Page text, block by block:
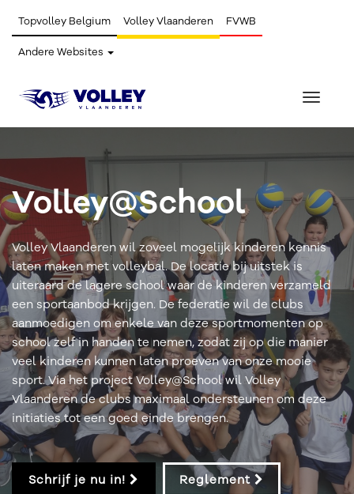
Topvolley Belgium Volley Vlaanderen FVWB
Andere Websites
Toggle
Volley@School
Volley Vlaanderen wil zoveel mogelijk kinderen kennis
laten maken met volleybal. De locatie bij uitstek is
uiteraard de lagere school waar de kinderen verzameld
een sportaanbod krijgen. De federatie wil de clubs
aanmoedigen om enkele van deze sportmomenten op
school zelf in handen te nemen, zodat zij op die manier
veel kinderen kunnen laten proeven van onze mooie
sport. Via het project Volley@School wil Volley
Vlaanderen de clubs maximaal ondersteunen om deze
initiaties tot een goed einde brengen.
Schrijf je nu in! Reglement